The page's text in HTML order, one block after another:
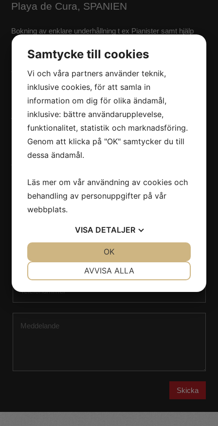
Playa de Cura, SPANIEN
Bokning av enklare underhållning t ex Pianister samt hjälp
med övrigt inom nöje efter önskemål
Helena Axinger
Tel: +34608873412
Vadstena
Bokning Dansband/artister
Krister Nordström
Tel: 070-530 05 87
E-post: krister@nojesmetro.com
Skicka
Samtycke till cookies
Vi och våra partners använder teknik,
inklusive cookies, för att samla in
information om dig för olika ändamål,
inklusive: bättre användarupplevelse,
funktionalitet, statistik och marknadsföring.
Genom att klicka på "OK" samtycker du till
dessa ändamål.
Läs mer om vår användning av cookies och
behandling av personuppgifter på vår
webbplats.
VISA DETALJER
MARKNADSFÖRING STATISTIK
AVVISA ALLA
OK